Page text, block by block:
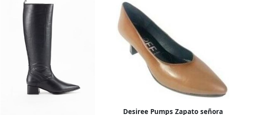
Desiree Pumps Zapato señora